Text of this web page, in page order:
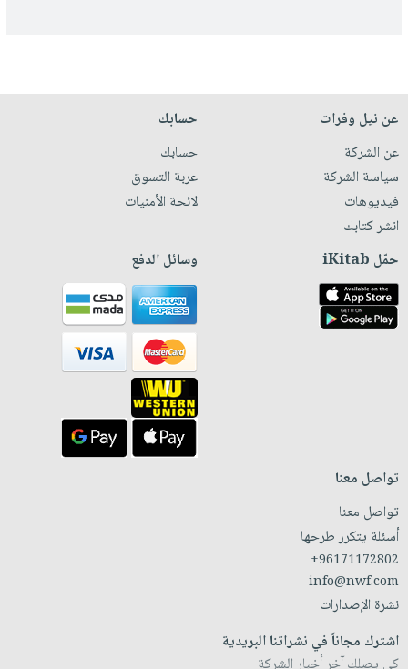
عن نيل وفرات
عن الشركة
سياسة الشركة
فيديوهات
انشر كتابك
حسابك
حسابك
عربة التسوق
لائحة الأمنيات
حمّل iKitab وسائل الدفع
تواصل معنا
تواصل معنا
أسئلة يتكرر طرحها
+96171172802
info@nwf.com
نشرة الإصدارات
اشترك مجاناً في نشراتنا البريدية